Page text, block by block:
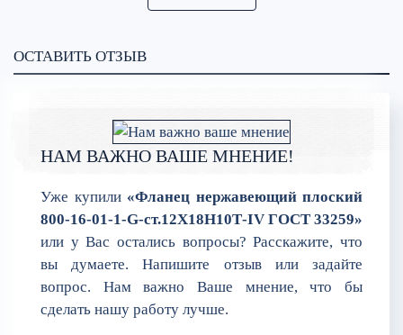
ОСТАВИТЬ ОТЗЫВ
НАМ ВАЖНО ВАШЕ МНЕНИЕ!
Уже купили «Фланец нержавеющий плоский
800-16-01-1-G-ст.12Х18Н10Т-IV ГОСТ 33259»
или у Вас остались вопросы? Расскажите, что
вы думаете. Напишите отзыв или задайте
вопрос. Нам важно Ваше мнение, что бы
сделать нашу работу лучше.